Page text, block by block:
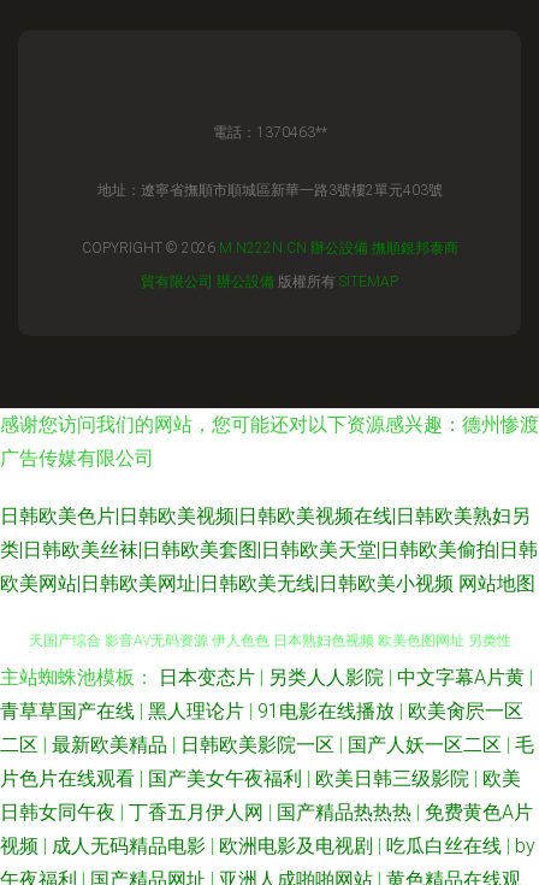
電話：1370463**
地址：遼寧省撫順市順城區新華一路3號樓2單元403號
COPYRIGHT © 2026 M.N222N.CN 辦公設備 撫順銀邦泰商
貿有限公司 辦公設備 版權所有 SITEMAP
感谢您访问我们的网站，您可能还对以下资源感兴趣：德州惨渡
广告传媒有限公司
日韩欧美色片|日韩欧美视频|日韩欧美视频在线|日韩欧美熟妇另
类|日韩欧美丝袜|日韩欧美套图|日韩欧美天堂|日韩欧美偷拍|日韩
欧美网站|日韩欧美网址|日韩欧美无线|日韩欧美小视频 网站地图
成人浮力影院 久久精品在线 韩国级AV免费看 午夜成人色网 福利电影导航 天
天国产综合 影音AV无码资源 伊人色色 日本熟妇色视频 欧美色图网址 另类性
爱综合 黄色电影视频网 91私密 黄色视屏观看一区 国产精品扒开 欧美老司机
啪啪 抖阴免费版撸啊撸 91熟妇视频在线 久热在线精品 久久肏狠狠肏视频 老
主站蜘蛛池模板： 日本变态片 | 另类人人影院 | 中文字幕A片黄 |
青草草国产在线 | 黑人理论片 | 91电影在线播放 | 欧美肏屄一区
二区 | 最新欧美精品 | 日韩欧美影院一区 | 国产人妖一区二区 | 毛
片色片在线观看 | 国产美女午夜福利 | 欧美日韩三级影院 | 欧美
日韩女同午夜 | 丁香五月伊人网 | 国产精品热热热 | 免费黄色A片
视频 | 成人无码精品电影 | 欧洲电影及电视剧 | 吃瓜白丝在线 | by
午夜福利 | 国产精品网址 | 亚洲人成啪啪网站 | 黄色精品在线观